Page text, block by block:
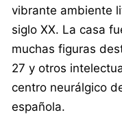
vibrante ambiente
siglo XX. La casa
muchas figuras
27 y otros
centro neurálgico
española.